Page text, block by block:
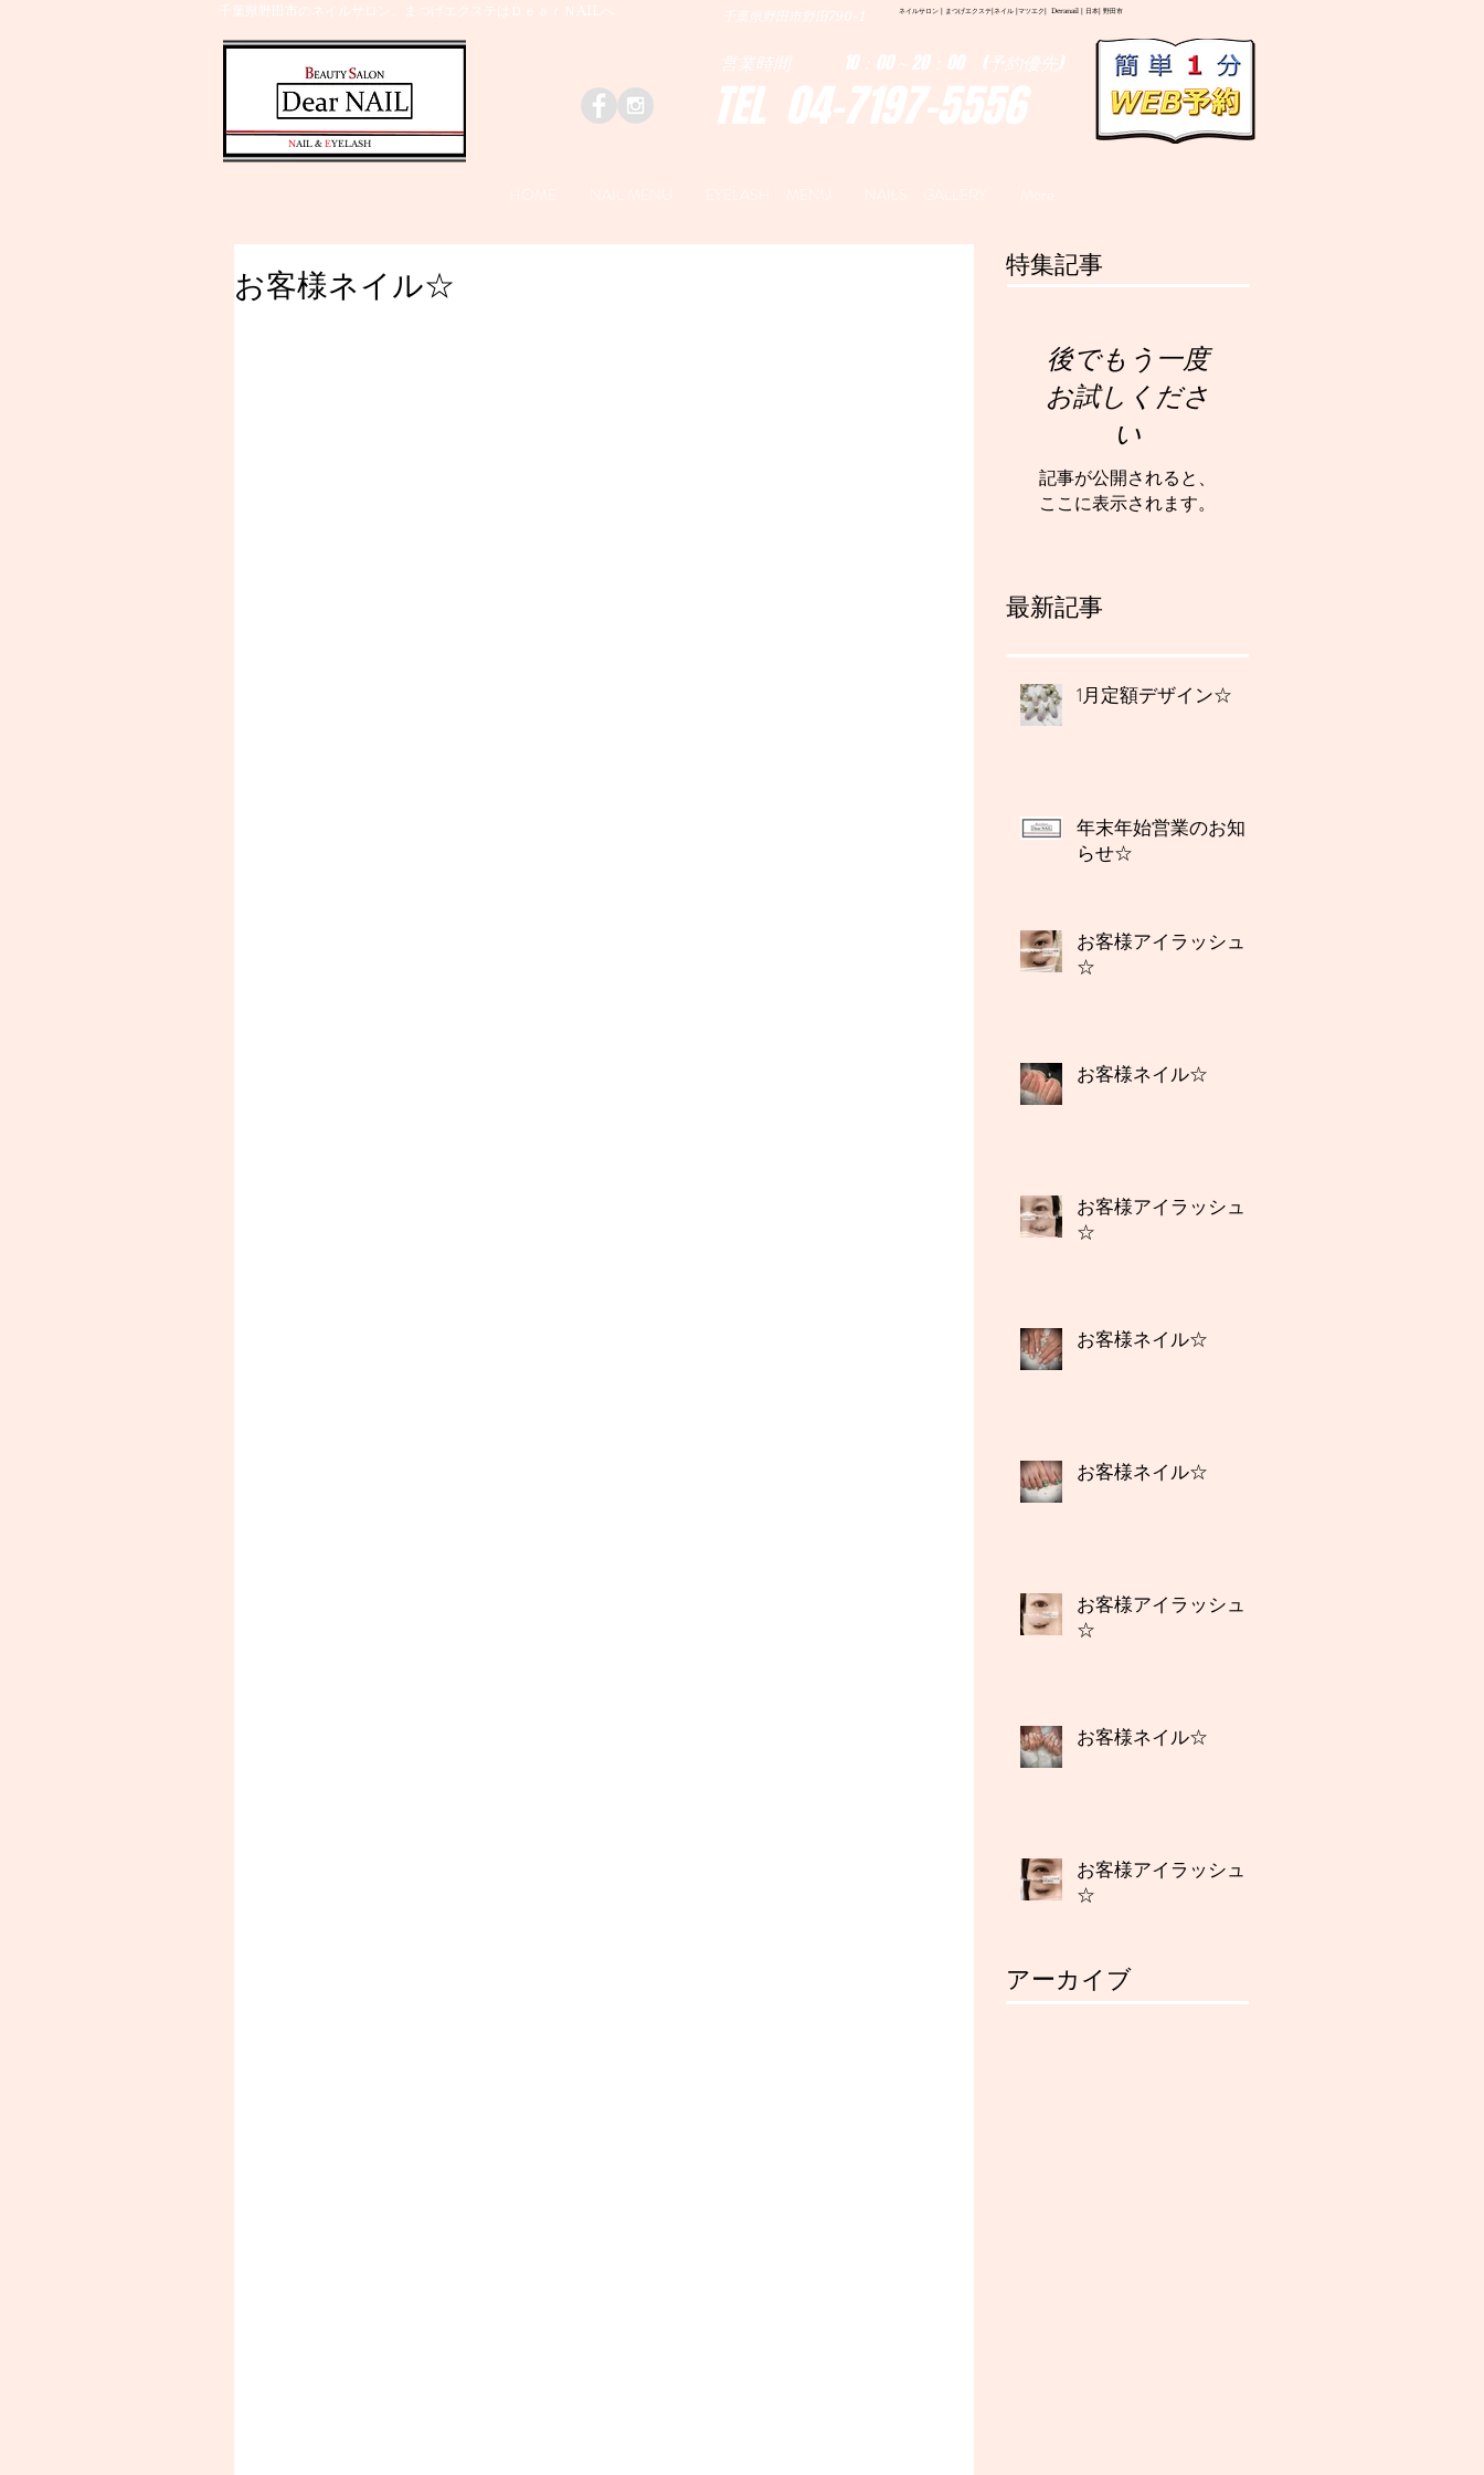
千葉県野田市のネイルサロン、まつげエクステはＤｅａｒＮAILへ ネイルサロン | まつげエクステ|ネイル |マツエク| Deranail | 日本| 野田市
千葉県野田市野田790-1
​NAIL & EYELASH
TEL 04-7197-5556
営業時間 10：00～20：00 (予約優先)
お客様ネイル☆
特集記事
後でもう一度
お試しくださ
い
記事が公開されると、
ここに表示されます。
最新記事
1月定額デザイン☆
年末年始営業のお知
らせ☆
お客様アイラッシュ
☆
お客様ネイル☆
お客様アイラッシュ
☆
お客様ネイル☆
お客様ネイル☆
お客様アイラッシュ
☆
お客様ネイル☆
お客様アイラッシュ
☆
アーカイブ